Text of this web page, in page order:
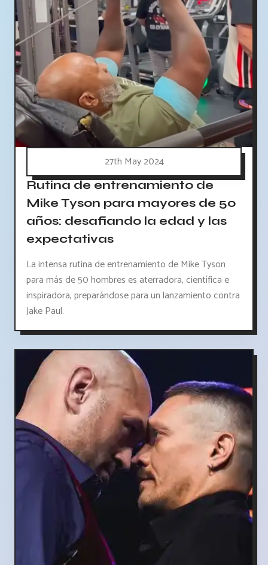
27th May 2024
Rutina de entrenamiento de
Mike Tyson para mayores de 50
años: desafiando la edad y las
expectativas
La intensa rutina de entrenamiento de Mike Tyson
para más de 50 hombres es aterradora, científica e
inspiradora, preparándose para un lanzamiento contra
Jake Paul.